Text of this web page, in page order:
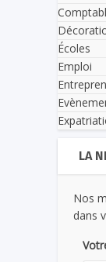
Écoles
Emploi
LA
Nos
dans